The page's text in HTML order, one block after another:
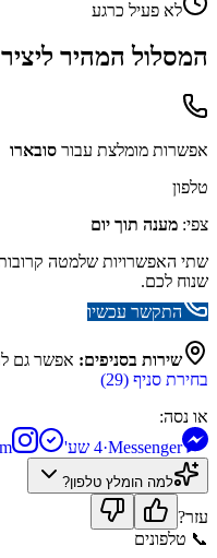
לא פעיל כרגע
המסלול המהיר
אפשרות מומלצת עבור סובארו
טלפון
צפי: מענה תוך יום
שתי האפשרויות שלמטה
שנוח לכם.
התקשר עכשיו
שירות בסניפים: אפשר גם
בחירת סניף (29
)
או נסה:
Messenger
·4 שע'
למה הומלץ טלפון?
עזר?
📞 טלפונים